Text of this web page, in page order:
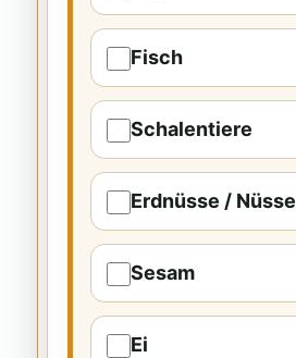
Fisch
Schalentiere
Erdnüsse / Nüsse
Sesam
Ei